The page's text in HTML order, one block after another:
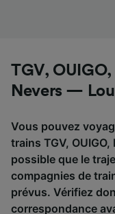
TGV,
Nevers —
Vous pouvez
trains TGV,
possible que le
compagnies de
prévus. Vérifiez
correspondance